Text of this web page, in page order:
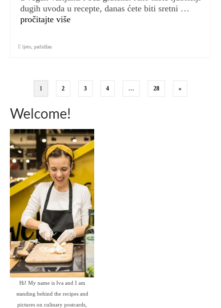
dugih uvoda u recepte, danas ćete biti sretni …
pročitajte više
ljeto patlidžan
Brojevi
stranica
objava
1 2 3 4 … 28 »
Welcome!
Hi! My name is Iva and I am
standing behind the recipes and
pictures on culinary postcards,